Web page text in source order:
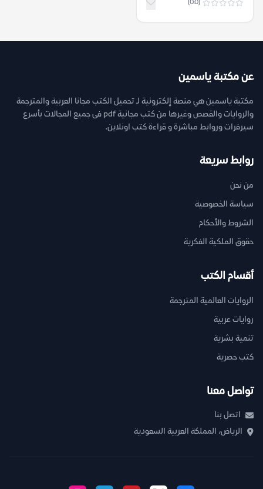
(0.0)
عن مكتبة ياسمين
مكتبة ياسمين هي منصة إلكترونية لـ تحميل الكتب مجانا العربية والمترجمة
والروايات والقصص وغيرها من كتب مجانية pdf فى جميع المجالات بأسرع
سيرفرات وروابط مباشرة و قراءة كتب اونلاين.
روابط سريعة
من نحن
سياسة الخصوصية
الشروط والأحكام
حقوق الملكية الفكرية
أقسام الكتب
الروايات العالمية المترجمة
روايات عربية
تنمية بشرية
كتب حصرية
تواصل معنا
اتصل بنا
الرياض، المملكة العربية السعودية